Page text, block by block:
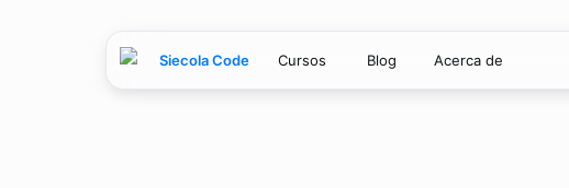
Siecola Code Cursos Blog Acerca de